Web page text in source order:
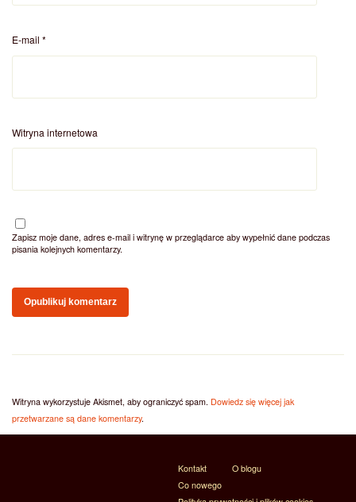
E-mail *
Witryna internetowa
Zapisz moje dane, adres e-mail i witrynę w przeglądarce aby wypełnić dane podczas
pisania kolejnych komentarzy.
Witryna wykorzystuje Akismet, aby ograniczyć spam. Dowiedz się więcej jak
przetwarzane są dane komentarzy.
Kontakt
O blogu
Co nowego